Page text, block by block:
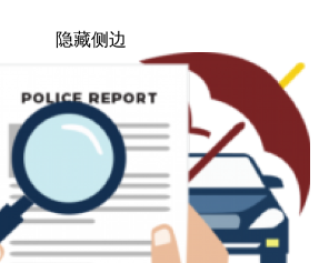
隐藏侧边